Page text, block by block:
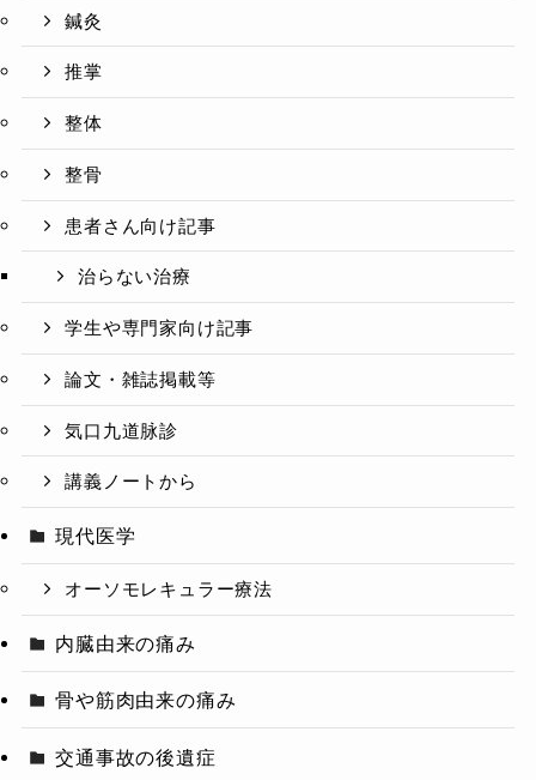
鍼灸
推掌
整体
整骨
患者さん向け記事
治らない治療
学生や専門家向け記事
論文・雑誌掲載等
気口九道脉診
講義ノートから
現代医学
オーソモレキュラー療法
内臓由来の痛み
骨や筋肉由来の痛み
交通事故の後遺症